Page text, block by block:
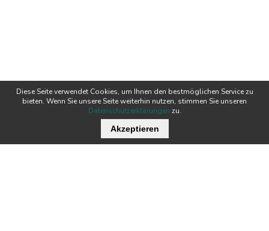
Diese Seite verwendet Cookies, um Ihnen den bestmöglichen Service zu
bieten. Wenn Sie unsere Seite weiterhin nutzen, stimmen Sie unseren
Datenschutzerklärungen zu.
Akzeptieren